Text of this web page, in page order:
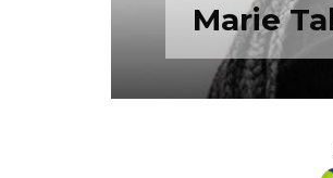
Marie